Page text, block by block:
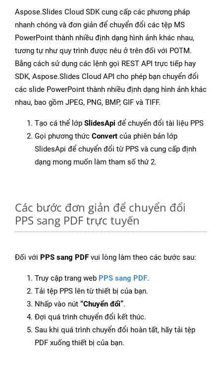
Aspose.Slides Cloud SDK cung cấp các phương pháp
nhanh chóng và đơn giản để chuyển đổi các tệp MS
PowerPoint thành nhiều định dạng hình ảnh khác nhau,
tương tự như quy trình được nêu ở trên đối với POTM.
Bằng cách sử dụng các lệnh gọi REST API trực tiếp hay
SDK, Aspose.Slides Cloud API cho phép bạn chuyển đổi
các slide PowerPoint thành nhiều định dạng hình ảnh khác
nhau, bao gồm JPEG, PNG, BMP, GIF và TIFF.
Tạo cá thể lớp SlidesApi để chuyển đổi tài liệu PPS
Gọi phương thức Convert của phiên bản lớp
SlidesApi để chuyển đổi từ PPS và cung cấp định
dạng mong muốn làm tham số thứ 2.
Các bước đơn giản để chuyển đổi
PPS sang PDF trực tuyến
Đối với PPS sang PDF vui lòng làm theo các bước sau:
Truy cập trang web PPS sang PDF.
Tải tệp PPS lên từ thiết bị của bạn.
Nhấp vào nút “Chuyển đổi”.
Đợi quá trình chuyển đổi kết thúc.
Sau khi quá trình chuyển đổi hoàn tất, hãy tải tệp
PDF xuống thiết bị của bạn.